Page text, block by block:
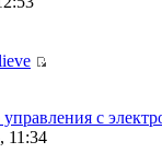
с
11:34